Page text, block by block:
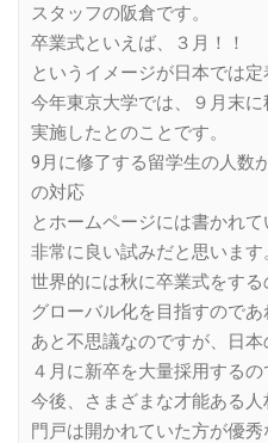
スタッフの阪倉です。
卒業式といえば、３月！！
というイメージが日本では定
今年東京大学では、９月末
実施したとのことです。
9月に修了する留学生の人数
の対応
とホームページには書かれて
非常に良い試みだと思います
世界的には秋に卒業式をする
グローバル化を目指すのであ
あと不思議なのですが、日
４月に新卒を大量採用するの
今後、さまざまな才能ある
門戸は開かれていた方が優秀